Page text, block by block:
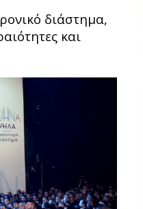
διάστημα,
και